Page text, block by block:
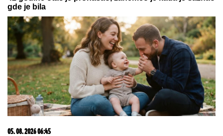
09. 08. 2026 06:26
Da li deca nasleđuju otpornost na stres? Evo šta kaže
nauka